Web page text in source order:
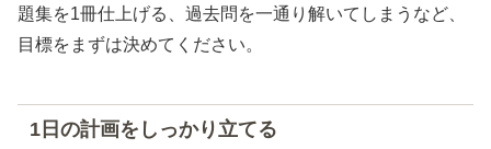
題集を1冊仕上げる、過去問を一通り解いてしまうなど、
目標をまずは決めてください。
1日の計画をしっかり立てる